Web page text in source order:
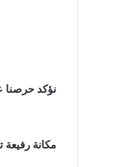
نؤكد حرصنا
مكانة رفيعة